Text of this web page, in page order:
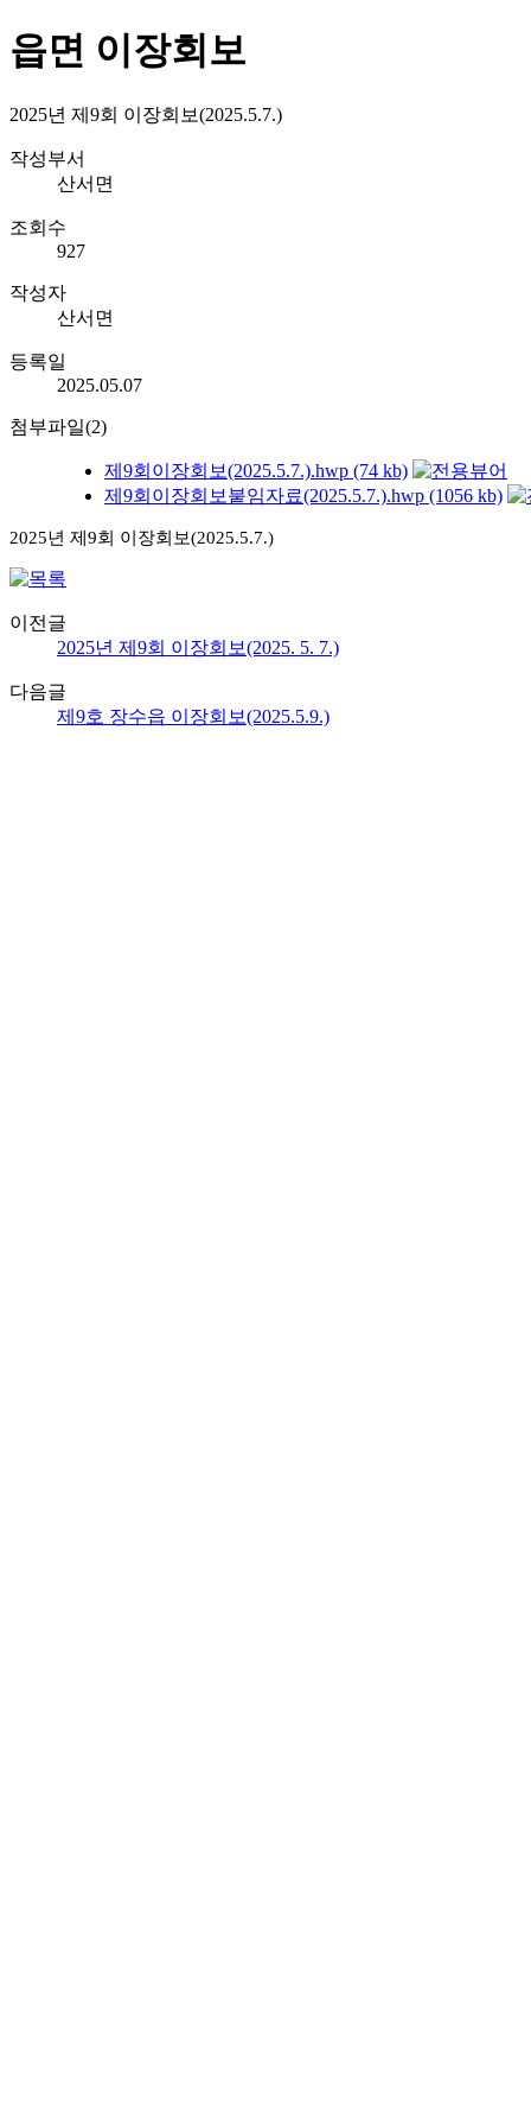
읍면 이장회보
2025년 제9회 이장회보(2025.5.7.)
작성부서
산서면
조회수
927
작성자
산서면
등록일
2025.05.07
첨부파일(2)
제9회이장회보(2025.5.7.).hwp (74 kb)
제9회이장회보붙임자료(2025.5.7.).hwp (1056 kb)
2025년 제9회 이장회보(2025.5.7.)
이전글
2025년 제9회 이장회보(2025. 5. 7.)
다음글
제9호 장수읍 이장회보(2025.5.9.)